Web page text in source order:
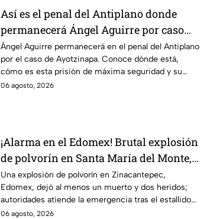
Así es el penal del Antiplano donde
permanecerá Ángel Aguirre por caso
Ayotzinapa
Ángel Aguirre permanecerá en el penal del Antiplano
por el caso de Ayotzinapa. Conoce dónde está,
cómo es esta prisión de máxima seguridad y su
historia.
06 agosto, 2026
¡Alarma en el Edomex! Brutal explosión
de polvorín en Santa María del Monte,
Zinacantepec; reportan al menos un
muerto y heridos
Una explosión de polvorín en Zinacantepec,
Edomex, dejó al menos un muerto y dos heridos;
autoridades atiende la emergencia tras el estallido
de un taller clandestino.
06 agosto, 2026